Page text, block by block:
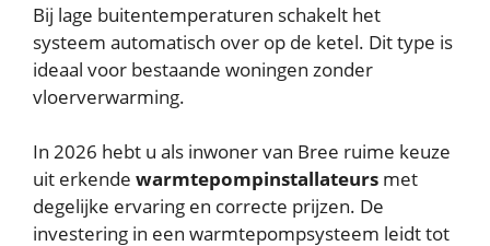
Bij lage buitentemperaturen schakelt het
systeem automatisch over op de ketel. Dit type is
ideaal voor bestaande woningen zonder
vloerverwarming.
In 2026 hebt u als inwoner van Bree ruime keuze
uit erkende warmtepompinstallateurs met
degelijke ervaring en correcte prijzen. De
investering in een warmtepompsysteem leidt tot